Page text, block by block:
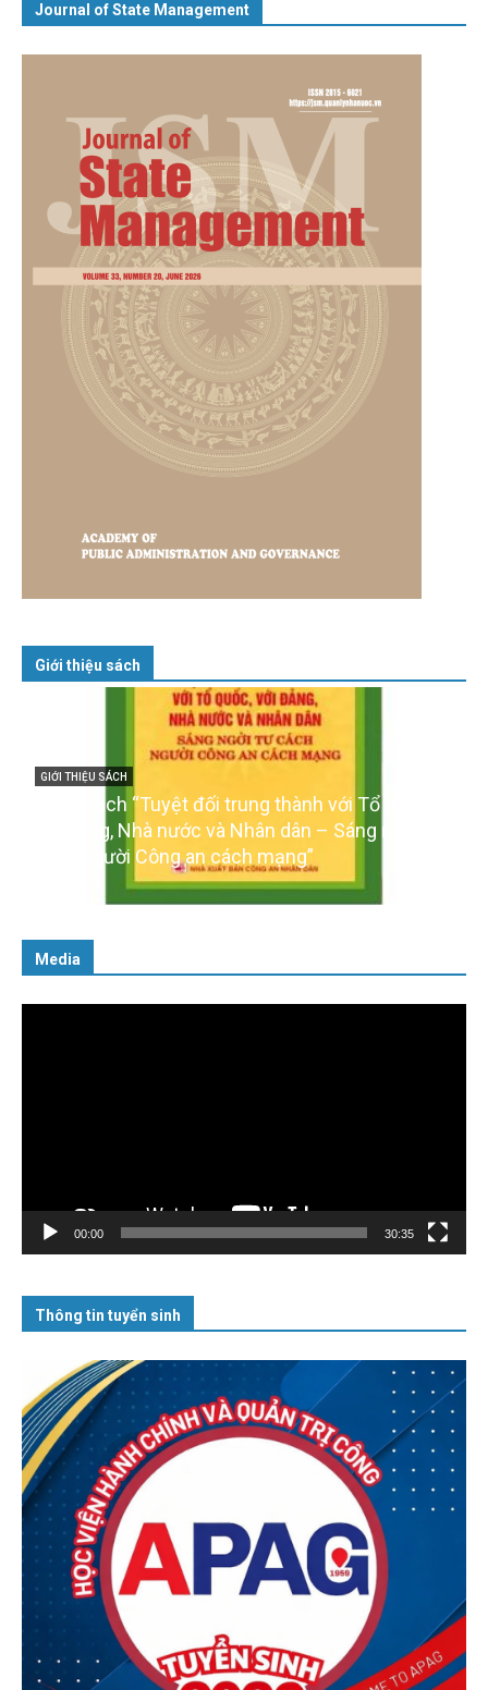
Journal of State Management
Giới thiệu sách
GIỚI THIỆU SÁCH
Ra mắt ba cuốn sách
của Đảng
16/01/2026
trung thành với Tổ quốc,
và Nhân dân – Sáng ngời tư
cách mạng”
Media
00:00 30:35
Thông tin tuyển sinh